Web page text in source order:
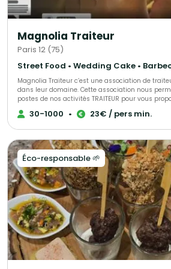
Magnolia Traiteur
Paris 12 (75)
Street Food • Wedding Cake •
Magnolia Traiteur c’est une association de
dans leur domaine. Cette association nous permet de mutualiser certains
postes de nos activités TRAITEUR pour vous
plus performant à tous les niveaux, LES AVANTAGES pour mieux vous
servir : - Un standard commun pour une réponse immédiate à vos
nous vous enverrons. - Une qualité de produits
les centaines d’avis de nos clients sur
matières premières de base mutualisées pour
nos devis - Des frais de publicité partagés pour
fixes et vous proposer les meilleurs tarifs. - Une
seul interlocuteur « Magnolia Traiteur» - Des
nos partenaires « complémentaires » et
avec toutes les options en complément que
lieu, du matériel de location, de la sonorisation,
un DJ, un photobooth, une location de verre, des
pour finir et surtout grâce à tout cela, vous
attractifs pour la réalisation de votre événement !!! Magnolia Traiteur
la réalisation de plus de 300 événements chaque année !
invitons à consulter notre site Magnolia Traiteur
30-1000 • 23€ / pers min.
Éco-responsable 🌱